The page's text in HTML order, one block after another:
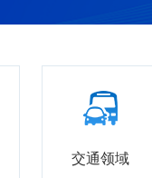
交通领域